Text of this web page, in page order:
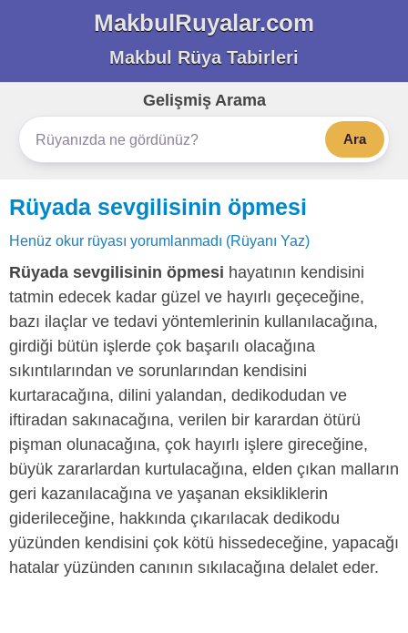
MakbulRuyalar.com
Makbul Rüya Tabirleri
Gelişmiş Arama
Ara
Rüyada sevgilisinin öpmesi
Henüz okur rüyası yorumlanmadı (Rüyanı Yaz)
Rüyada sevgilisinin öpmesi hayatının kendisini
tatmin edecek kadar güzel ve hayırlı geçeceğine,
bazı ilaçlar ve tedavi yöntemlerinin kullanılacağına,
girdiği bütün işlerde çok başarılı olacağına
sıkıntılarından ve sorunlarından kendisini
kurtaracağına, dilini yalandan, dedikodudan ve
iftiradan sakınacağına, verilen bir karardan ötürü
pişman olunacağına, çok hayırlı işlere gireceğine,
büyük zararlardan kurtulacağına, elden çıkan malların
geri kazanılacağına ve yaşanan eksikliklerin
giderileceğine, hakkında çıkarılacak dedikodu
yüzünden kendisini çok kötü hissedeceğine, yapacağı
hatalar yüzünden canının sıkılacağına delalet eder.